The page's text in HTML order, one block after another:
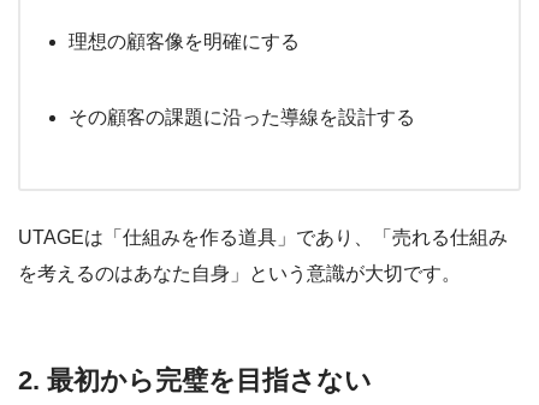
理想の顧客像を明確にする
その顧客の課題に沿った導線を設計する
UTAGEは「仕組みを作る道具」であり、「売れる仕組み
を考えるのはあなた自身」という意識が大切です。
2. 最初から完璧を目指さない